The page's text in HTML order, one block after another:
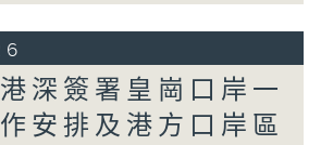
深簽署皇崗口岸一
安排及港方口岸區